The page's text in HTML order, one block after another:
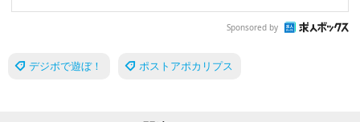
Sponsored by
デジボで遊ぼ！ ポストアポカリプス